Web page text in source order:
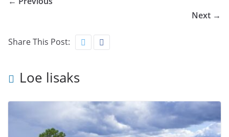
Next →
Share This Post:
Loe lisaks